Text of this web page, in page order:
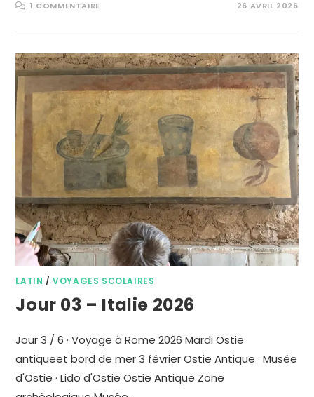
1 COMMENTAIRE 26 AVRIL 2026
LATIN /VOYAGES SCOLAIRES
Jour 03 – Italie 2026
Jour 3 / 6 · Voyage à Rome 2026 Mardi Ostie
antiqueet bord de mer 3 février Ostie Antique · Musée
d'Ostie · Lido d'Ostie Ostie Antique Zone